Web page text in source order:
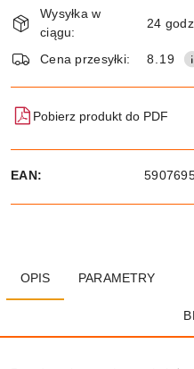
i
dostawa
Wysyłka w
ciągu:
24
Cena przesyłki: 8.19
Pobierz produkt do PDF
EAN:
OPIS PARAMETRY